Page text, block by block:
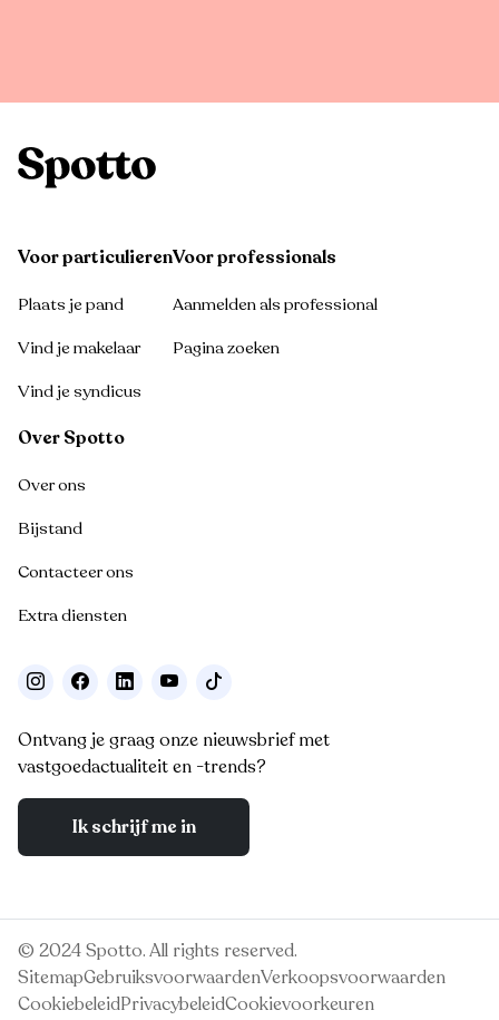
Voor particulieren
Plaats je pand
Vind je makelaar
Vind je syndicus
Voor professionals
Aanmelden als professional
Pagina zoeken
Over Spotto
Over ons
Bijstand
Contacteer ons
Extra diensten
Ontvang je graag onze nieuwsbrief met
vastgoedactualiteit en -trends?
Ik schrijf me in
© 2024 Spotto. All rights reserved.
SitemapGebruiksvoorwaardenVerkoopsvoorwaarden
CookiebeleidPrivacybeleidCookievoorkeuren